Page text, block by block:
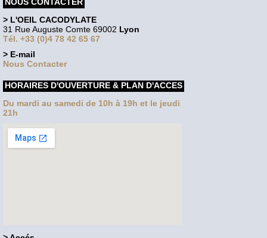
NOUS CONTACTER
> L'OEIL CACODYLATE
31 Rue Auguste Comte 69002 Lyon
Tél. +33 (0)4 78 42 65 67
> E-mail
Nous Contacter
HORAIRES D'OUVERTURE & PLAN D'ACCES
Du mardi au samedi de 10h à 19h et le jeudi
21h